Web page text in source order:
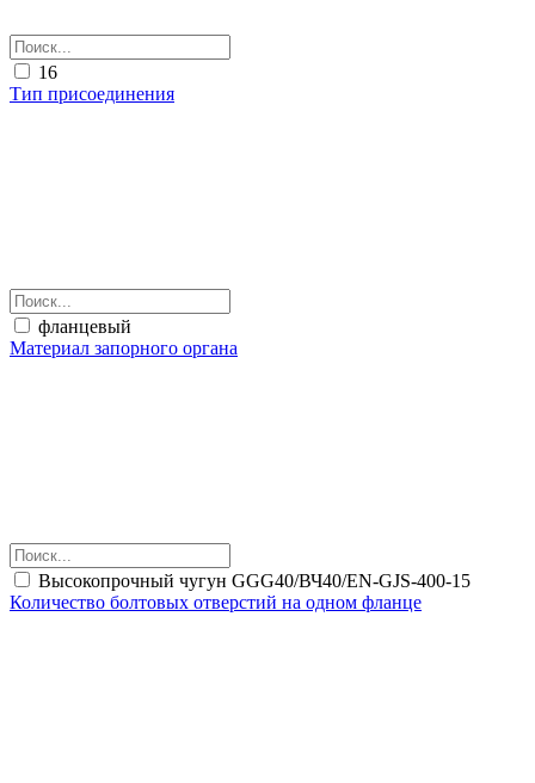
16
Тип присоединения
фланцевый
Материал запорного органа
Высокопрочный чугун GGG40/ВЧ40/EN-GJS-400-15
Количество болтовых отверстий на одном фланце